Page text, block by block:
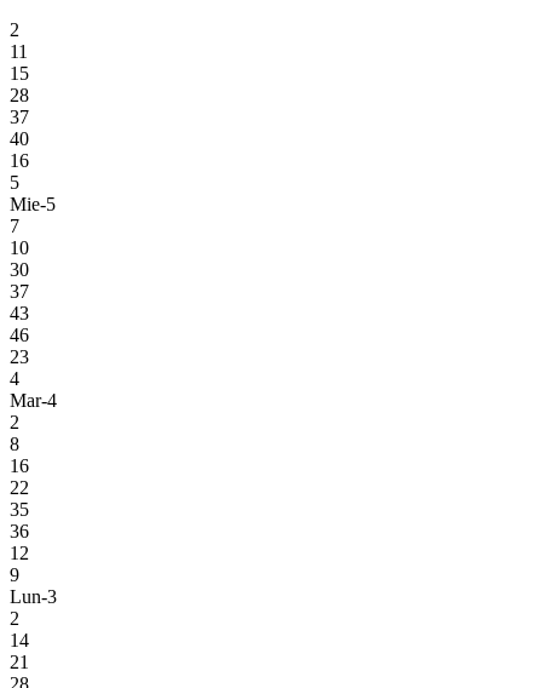
2
11
15
28
37
40
16
5
Mie-5
7
10
30
37
43
46
23
4
Mar-4
2
8
16
22
35
36
12
9
Lun-3
2
14
21
28